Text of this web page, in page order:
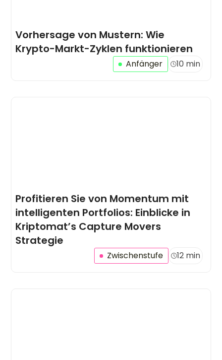
Vorhersage von Mustern: Wie
Krypto-Markt-Zyklen funktionieren
Anfänger 10 min
Profitieren Sie von Momentum mit
intelligenten Portfolios: Einblicke in
Kriptomat’s Capture Movers
Strategie
Zwischenstufe 12 min